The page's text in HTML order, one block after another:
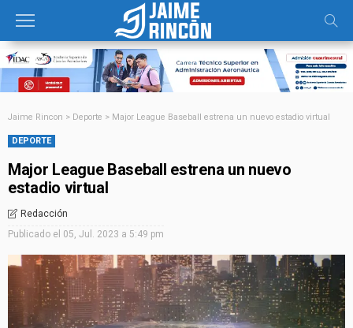
Jaime Rincon > Deporte > Major League Baseball estrena un nuevo estadio virtual
DEPORTE
Major League Baseball estrena un nuevo
estadio virtual
Redacción
Publicado el 05, Jul. 2023 a 5:49 pm